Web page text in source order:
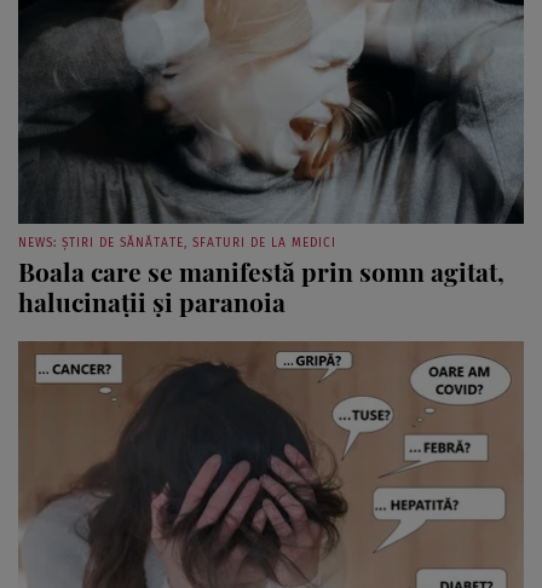
NEWS: ȘTIRI DE SĂNĂTATE, SFATURI DE LA MEDICI
Boala care se manifestă prin somn agitat,
halucinații și paranoia